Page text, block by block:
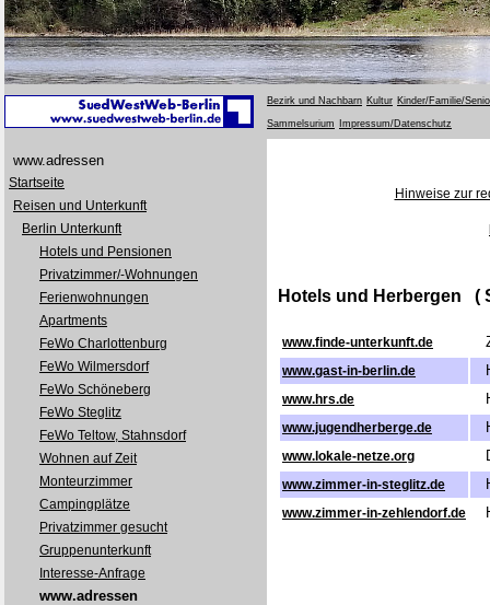
Bezirk und Nachbarn Kultur Kinder/Familie/
Sammelsurium Impressum/Datenschutz
www.adressen
Startseite
Reisen und Unterkunft
Berlin Unterkunft
Hotels und Pensionen
Privatzimmer/-Wohnungen
Ferienwohnungen
Apartments
FeWo Charlottenburg
FeWo Wilmersdorf
FeWo Schöneberg
FeWo Steglitz
FeWo Teltow, Stahnsdorf
Wohnen auf Zeit
Monteurzimmer
Campingplätze
Privatzimmer gesucht
Gruppenunterkunft
Interesse-Anfrage
www.adressen
Hinweise zur
Hotels und Herbergen (
www.finde-unterkunft.de
www.gast-in-berlin.de
www.hrs.de
www.jugendherberge.de
www.lokale-netze.org
www.zimmer-in-steglitz.de
www.zimmer-in-zehlendorf.de